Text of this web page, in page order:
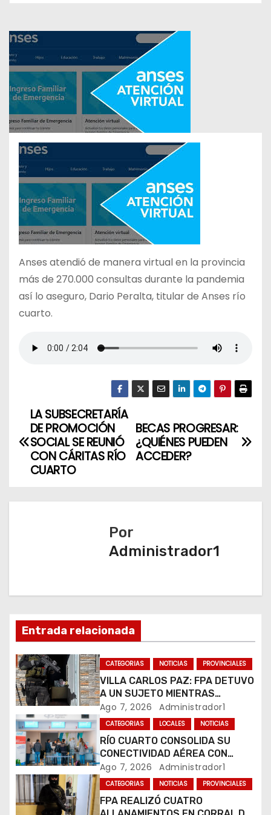
Anses atendió de manera virtual en la provincia
más de 270.000 consultas durante la pandemia
así lo aseguro, Dario Peralta, titular de Anses río
cuarto.
N
a
e
i
ó
n
d
e
e
n
t
r
BECAS PROGRESAR:
¿QUIÉNES PUEDEN
ACCEDER?
LA SUBSECRETARÍA
DE PROMOCIÓN
SOCIAL SE REUNIÓ
CON CÁRITAS RÍO
CUARTO
Por
Administrador1
Entrada relacionada
CATEGORIAS NOTICIAS PROVINCIALES
VILLA CARLOS PAZ: FPA DETUVO
A UN SUJETO MIENTRAS
COMERCIALIZABA COCAÍNA Y
MARIHUANA EN UNA PLAZA
Ago 7, 2026 Administrador1
CATEGORIAS LOCALES NOTICIAS
RÍO CUARTO CONSOLIDA SU
CONECTIVIDAD AÉREA CON
CUATRO VUELOS SEMANALES A
BUENOS AIRES
Ago 7, 2026 Administrador1
CATEGORIAS NOTICIAS PROVINCIALES
FPA REALIZÓ CUATRO